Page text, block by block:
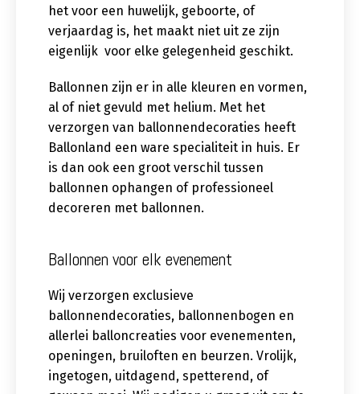
het voor een huwelijk, geboorte, of
verjaardag is, het maakt niet uit ze zijn
eigenlijk voor elke gelegenheid geschikt.
Ballonnen zijn er in alle kleuren en vormen,
al of niet gevuld met helium. Met het
verzorgen van ballonnendecoraties heeft
Ballonland een ware specialiteit in huis. Er
is dan ook een groot verschil tussen
ballonnen ophangen of professioneel
decoreren met ballonnen.
Ballonnen voor elk evenement
Wij verzorgen exclusieve
ballonnendecoraties, ballonnenbogen en
allerlei balloncreaties voor evenementen,
openingen, bruiloften en beurzen. Vrolijk,
ingetogen, uitdagend, spetterend, of